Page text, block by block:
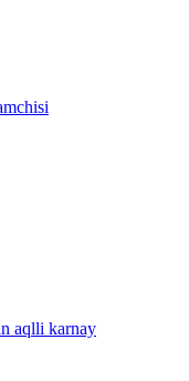
aqlli karnay